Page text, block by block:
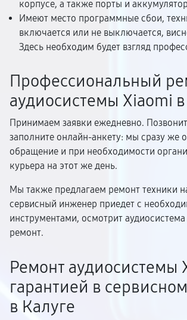
корпусе, а также порты и
Имеют место программные сбои,
включается или не выключается,
Здесь необходим будет взгляд
Профессиональный
аудиосистемы Xiaomi
Принимаем заявки ежедневно.
заполните онлайн-анкету: мы сразу же
обращение и при необходимости
курьера на этот же день.
Мы также предлагаем ремонт техники
сервисный инженер приедет с
инструментами, осмотрит
ремонт.
Ремонт аудиосистемы
гарантией в
в Калуге